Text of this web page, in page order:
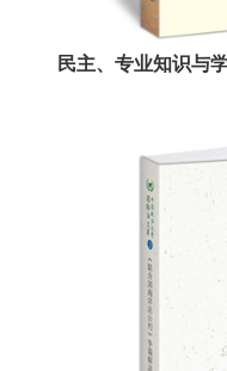
民主、专业知识与